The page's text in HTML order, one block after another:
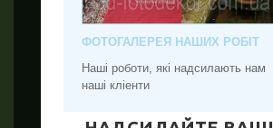
ФОТОГАЛЕРЕЯ НАШИХ РОБІТ
Наші роботи, які надсилають нам
наші кліенти